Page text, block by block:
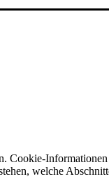
welche